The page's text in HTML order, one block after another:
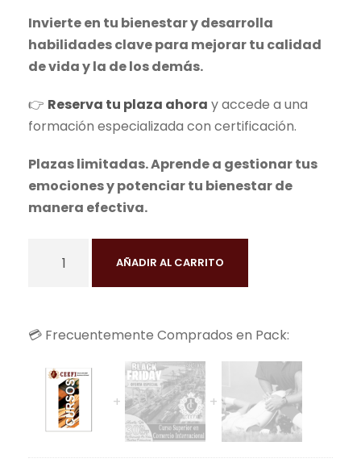
Invierte en tu bienestar y desarrolla
habilidades clave para mejorar tu calidad
de vida y la de los demás.
👉 Reserva tu plaza ahora y accede a una
formación especializada con certificación.
Plazas limitadas. Aprende a gestionar tus
emociones y potenciar tu bienestar de
manera efectiva.
o
AÑADIR AL CARRITO
💳 Frecuentemente Comprados en Pack: